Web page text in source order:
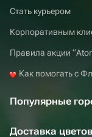
Стать курьером
Корпоративным
Правила акции
Как помогать с
Популярные
Доставка